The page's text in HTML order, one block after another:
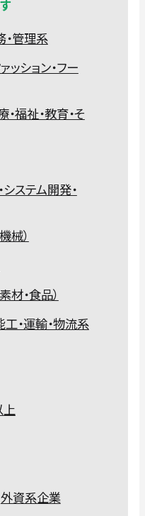
・管理系
ッション・フー
福祉・教育・そ
ステム開発・
械）
材・食品）
・運輸・物流系
外資系企業